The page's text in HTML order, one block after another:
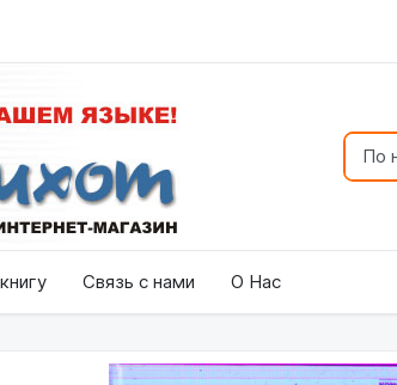
Связь с нами О Нас